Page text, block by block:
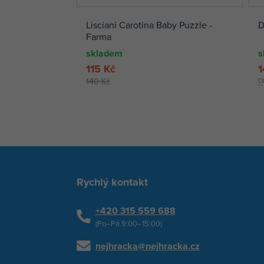
Lisciani Carotina Baby Puzzle -
Farma
skladem
140 Kč
115 Kč
Rychlý kontakt
+420 315 559 688
(Po–Pá 9:00–15:00)
nejhracka@nejhracka.cz